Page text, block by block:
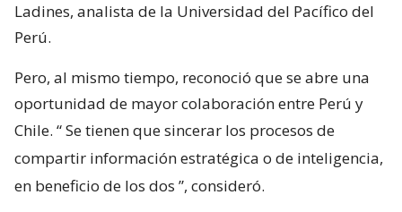
Ladines, analista de la Universidad del Pacífico del
Perú.
Pero, al mismo tiempo, reconoció que se abre una
oportunidad de mayor colaboración entre Perú y
Chile. “Se tienen que sincerar los procesos de
compartir información estratégica o de inteligencia,
en beneficio de los dos ”, consideró.